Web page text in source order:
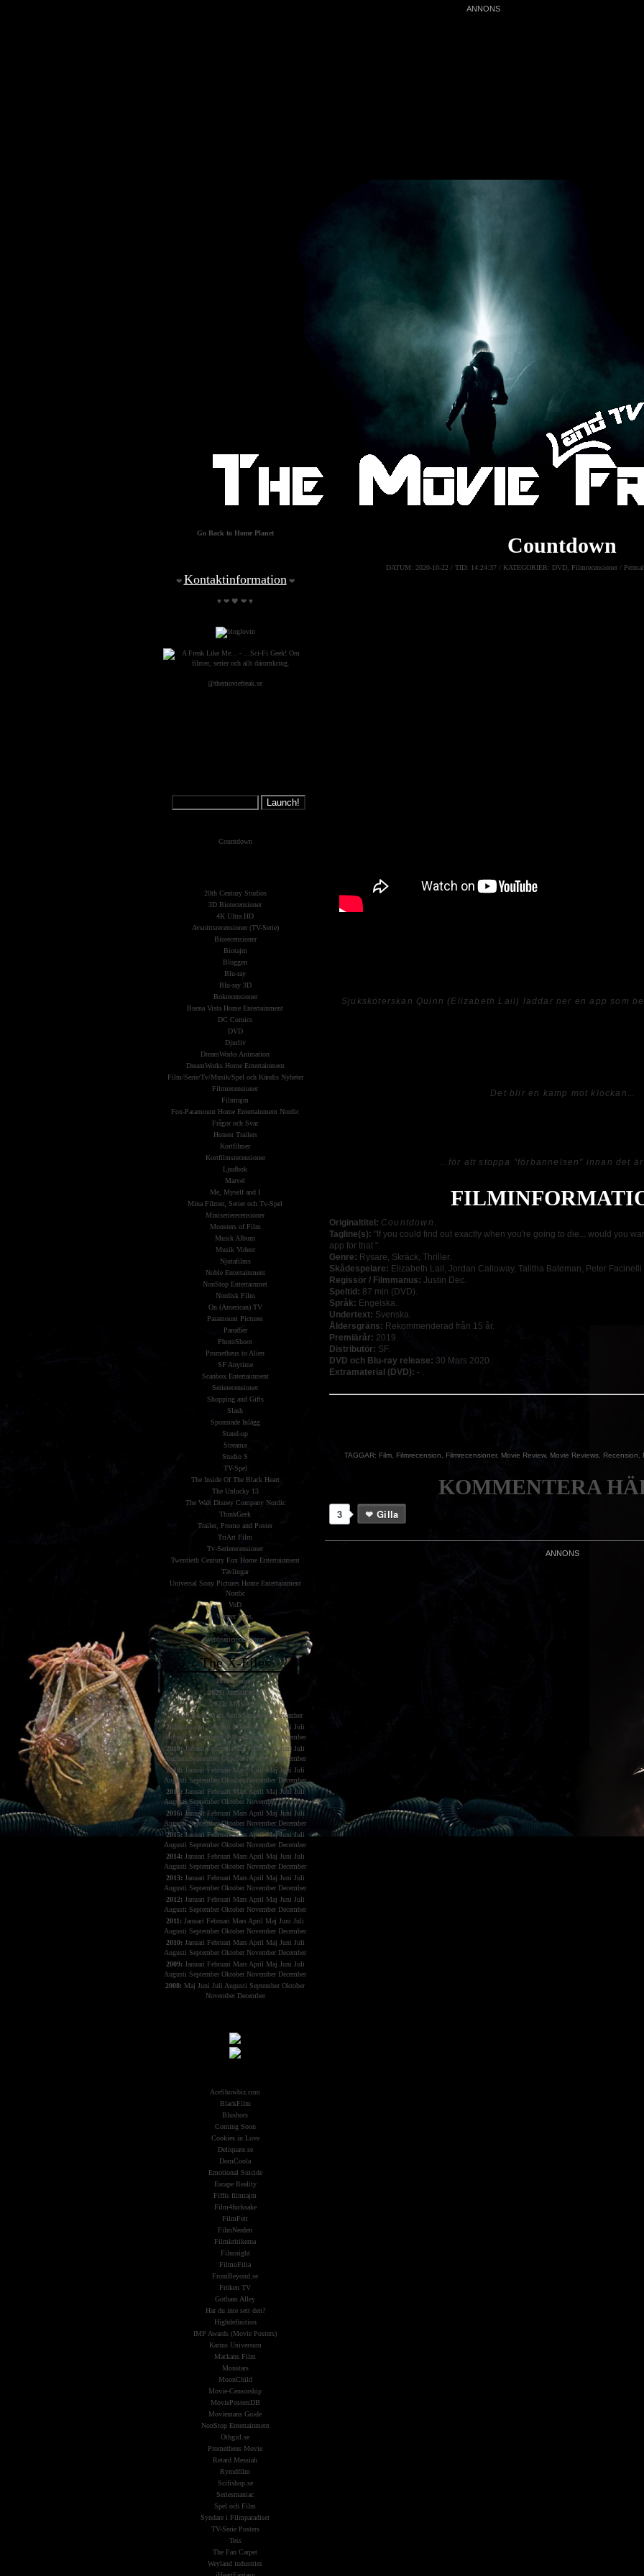
Countdown
DATUM: 2020-10-22 / TID: 14:24:37 / KATEGORIER: DVD Filmrecensioner /
Sjuksköterskan Quinn (Elizabeth Lail) laddar ner en app som
Det blir en kamp mot klockan ...
... för att stoppa "förbannelsen" innan det
Originaltitel: Countdown .
Tagline(s): "If you could find out exactly when you're going to die... would you
app for that ".
Genre: Rysare, Skräck, Thriller.
Skådespelare: Elizabeth Lail, Jordan Calloway, Talitha Bateman, Peter Facinelli
Regissör / Filmmanus: Justin Dec.
Speltid: 87 min (DVD).
Språk: Engelska.
Undertext: Svenska.
Åldersgräns: Rekommenderad från 15 år.
Premiärår: 2019.
Distributör: SF.
DVD och Blu-ray release: 30 Mars 2020.
Extramaterial (DVD): - .
TAGGAR: Film Filmrecension Filmrecensioner, Movie Review, Movie Reviews Recension
KOMMENTERA
3 Gilla
Go Back to Home Planet
❤ Kontaktinformation ❤
♥ ❤ 🖤 ❤ ♥
@themoviefreak.se
Countdown
20th Century Studios
3D Biorecensioner
4K Ultra HD
Avsnittsrecensioner (TV-Serie)
Biorecensioner
Biotajm
Bloggen
Blu-ray
Blu-ray 3D
Bokrecensioner
Buena Vista Home Entertainment
DC Comics
DVD
Djurliv
DreamWorks Animation
DreamWorks Home Entertainment
Film/Serie/Tv/Musik/Spel och Kändis Nyheter
Filmrecensioner
Filmtajm
Fox-Paramount Home Entertainment Nordic
Frågor och Svar
Honest Trailers
Kortfilmer
Kortfilmsrecensioner
Ljudbok
Marvel
Me, Myself and I
Mina Filmer, Serier och Tv-Spel
Miniserierecensioner
Monsters of Film
Musik Album
Musik Videor
Njutafilms
Noble Entertainment
NonStop Entertainmet
Nordisk Film
On (American) TV
Paramount Pictures
Parodier
PhotoShoot
Prometheus to Alien
SF Anytime
Scanbox Entertainment
Serierecensioner
Shopping and Gifts
Slash
Sponsrade Inlägg
Stand-up
Streama
Studio S
TV-Spel
The Inside Of The Black Heart
The Unlucky 13
The Walt Disney Company Nordic
ThinkGeek
Trailer, Promo and Poster
TriArt Film
Tv-Serierecensioner
Twentieth Century Fox Home Entertainment
Tävlingar
Universal Sony Pictures Home Entertainment
Nordic
VoD
Warner Bros.
Webbserier
Webbserierecensioner
The X-Files
2024: Januari
2023: Januari Mars
2022: Mars April
2021: Januari Mars April September December
2020: Januari Februari MarsApril Maj Juni Juli
Augusti September Oktober November
December
2019: Januari Februari Mars April Maj Juni Juli
Augusti September Oktober November
December
2018: Januari Februari Mars April Maj Juni Juli
Augusti September Oktober November December
2017: Januari Februari MarsApril Maj Juni Juli
Augusti September Oktober November December
2016: Januari Februari Mars April Maj Juni Juli
Augusti September Oktober November December
2015: Januari Februari Mars April Maj Juni Juli
Augusti September Oktober November December
2014: Januari Februari Mars April Maj Juni Juli
Augusti September Oktober November December
2013: Januari Februari Mars April Maj Juni Juli
Augusti September Oktober November December
2012: Januari Februari Mars April Maj Juni Juli
Augusti September Oktober November December
2011: Januari Februari Mars April Maj Juni Juli
Augusti September Oktober November December
2010: Januari Februari Mars April Maj Juni Juli
Augusti September Oktober November December
2009: Januari Februari Mars April Maj Juni Juli
Augusti September Oktober November December
2008: Maj Juni Juli Augusti September Oktober
November December
AceShowbiz.com
BlackFilm
Blushots
Coming Soon
Cookies in Love
Deliquate.se
DomCoola
Emotional Suicide
Escape Reality
Fiffis filmtajm
Film4fucksake
FilmFett
FilmNerden
Filmkritikerna
Filmnight
FilmoFilia
FromBeyond.se
Fröken TV
Gotham Alley
Har du inte sett den?
Highdefinition
IMP Awards (Movie Posters)
Karins Universum
Mackans Film
Monstars
MoonChild
Movie-Censorship
MoviePostersDB
Moviemans Guide
NonStop Entertainment
Othgirl.se
Prometheus Movie
Retard Messiah
Rymdfilm
Scifishop.se
Seriesmaniac
Spel och Film
Syndare i Filmparadiset
TV-Serie Posters
Tess
The Fan Carpet
Weyland industries